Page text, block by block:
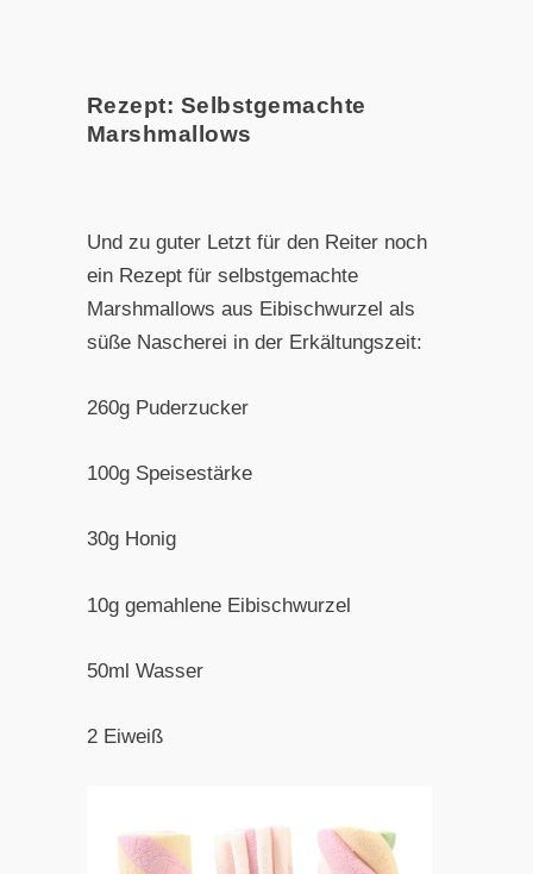
Rezept: Selbstgemachte
Marshmallows
Und zu guter Letzt für den Reiter noch
ein Rezept für selbstgemachte
Marshmallows aus Eibischwurzel als
süße Nascherei in der Erkältungszeit:
260g Puderzucker
100g Speisestärke
30g Honig
10g gemahlene Eibischwurzel
50ml Wasser
2 Eiweiß